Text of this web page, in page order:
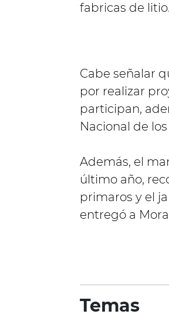
fabricas de litio.
Cabe señalar
por realizar
participan,
Nacional de
Además, el
último año,
primaros y el
entregó a
Temas